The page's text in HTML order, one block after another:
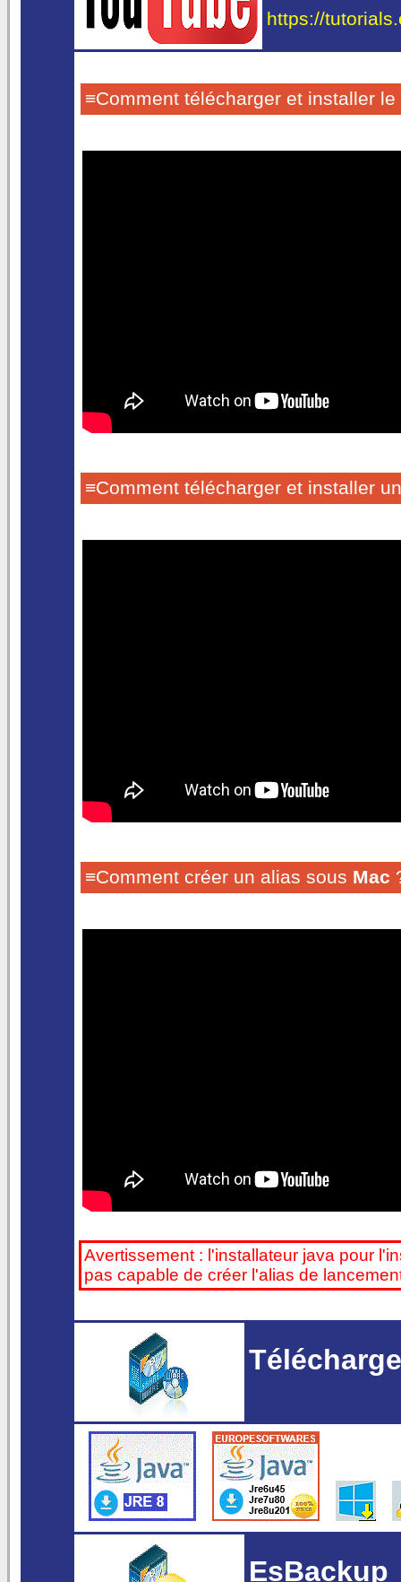
https://
≡Comment télécharger et installer
≡Comment télécharger et installer
≡Comment créer un alias sous Mac
Avertissement : l'installateur java pour
pas capable de créer l'alias de
EsBackup